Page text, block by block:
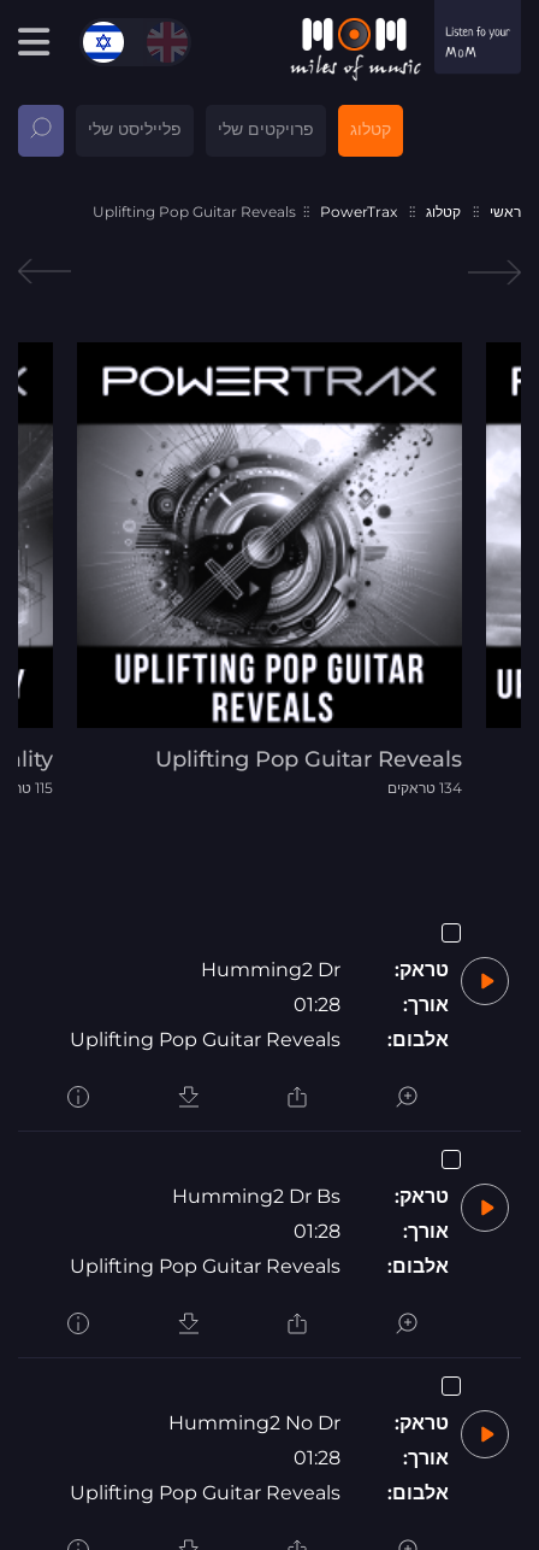
קטלוג פרויקטים שלי פלייליסט שלי
ראשי קטלוג PowerTrax
Uplifting Pop Guitar Reveals
Uplifting Pop Guitar Reveals
134 טראקים 115 טראקים
טראק:
Humming2 Dr
אורך:
01:28
אלבום:
Uplifting Pop Guitar Reveals
טראק:
Humming2 Dr Bs
אורך:
01:28
אלבום:
Uplifting Pop Guitar Reveals
טראק:
Humming2 No Dr
אורך:
01:28
אלבום:
Uplifting Pop Guitar Reveals